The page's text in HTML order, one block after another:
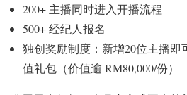
200+ 主播同时进入开播流程
500+ 经纪人报名
独创奖励制度：新增20位主播即
值礼包（价值逾 RM80,000/份）